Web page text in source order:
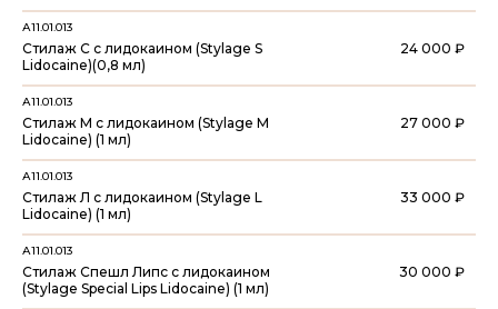
А11.01.013
Стилаж С с лидокаином (Stylage S
Lidocaine)(0,8 мл)
24 000 ₽
А11.01.013
Стилаж М с лидокаином (Stylage M
Lidocaine) (1 мл)
27 000 ₽
А11.01.013
Стилаж Л с лидокаином (Stylage L
Lidocaine) (1 мл)
33 000 ₽
А11.01.013
Стилаж Спешл Липс с лидокаином
(Stylage Special Lips Lidocaine) (1 мл)
30 000 ₽